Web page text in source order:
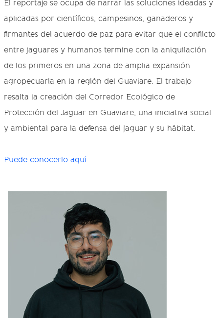
El reportaje se ocupa de narrar las soluciones ideadas y
aplicadas por científicos, campesinos, ganaderos y
firmantes del acuerdo de paz para evitar que el conflicto
entre jaguares y humanos termine con la aniquilación
de los primeros en una zona de amplia expansión
agropecuaria en la región del Guaviare. El trabajo
resalta la creación del Corredor Ecológico de
Protección del Jaguar en Guaviare, una iniciativa social
y ambiental para la defensa del jaguar y su hábitat.
Puede conocerlo aquí